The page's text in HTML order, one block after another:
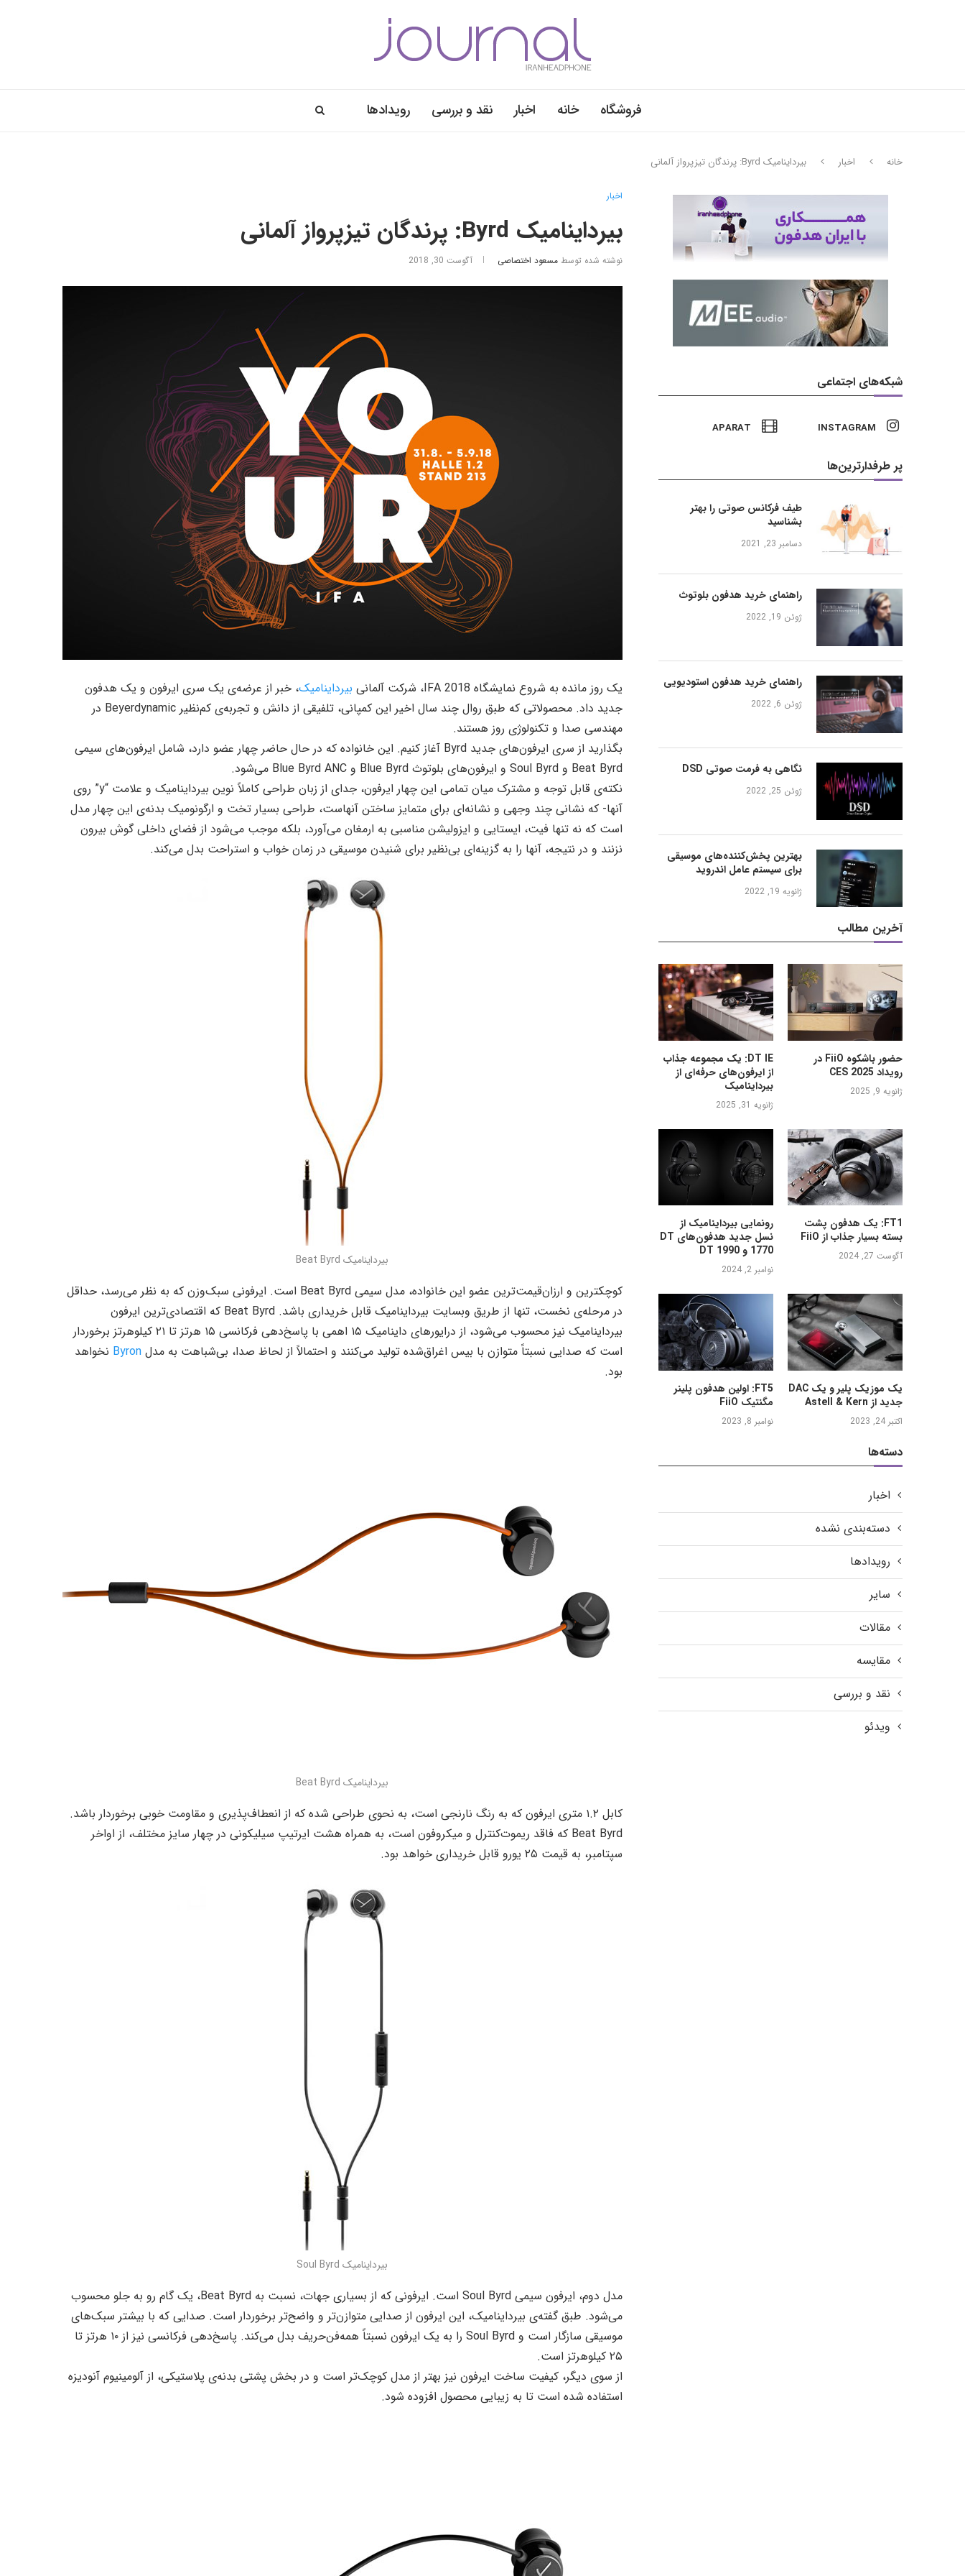
فروشگاه خانه اخبار نقد و بررسی رویدادها
خانه اخبار بیرداینامیک Byrd: پرندگان تیزپرواز آلمانی
اخبار
بیرداینامیک Byrd: پرندگان تیزپرواز آلمانی
نوشته شده توسطمسعود اختصاصی آگوست 30, 2018
یک روز مانده به شروع نمایشگاه IFA 2018، شرکت آلمانی بیرداینامیک، خبر از عرضه‌ی یک سری ایرفون و یک هدفون
جدید داد. محصولاتی که طبق روال چند سال اخیر این کمپانی، تلفیقی از دانش و تجربه‌ی کم‌نظیر Beyerdynamic در
مهندسی صدا و تکنولوژی روز هستند.
بگذارید از سری ایرفون‌های جدید Byrd آغاز کنیم. این خانواده که در حال حاضر چهار عضو دارد، شامل ایرفون‌های سیمی
Beat Byrd و Soul Byrd و ایرفون‌های بلوتوث Blue Byrd و Blue Byrd ANC می‌شود.
نکته‌ی قابل توجه و مشترک میان تمامی این چهار ایرفون، جدای از زبان طراحی کاملاً نوین بیرداینامیک و علامت “y” روی
آنها- که نشانی چند وجهی و نشانه‌ای برای متمایز ساختن آنهاست، طراحی بسیار تخت و ارگونومیک بدنه‌ی این چهار مدل
است که نه‌ تنها فیت، ایستایی و ایزولیشن مناسبی به ارمغان می‌آورد، بلکه موجب می‌شود از فضای داخلی گوش بیرون
نزنند و در نتیجه، آنها را به گزینه‌ای بی‌نظیر برای شنیدن موسیقی در زمان خواب و استراحت بدل می‌کند.
بیرداینامیک Beat Byrd
کوچکترین و ارزان‌قیمت‌ترین عضو این خانواده، مدل سیمی Beat Byrd است. ایرفونی سبک‌وزن که به نظر می‌رسد، حداقل
در مرحله‌ی نخست، تنها از طریق وبسایت بیرداینامیک قابل خریداری باشد. Beat Byrd که اقتصادی‌ترین ایرفون
بیرداینامیک نیز محسوب می‌شود، از درایورهای داینامیک ۱۵ اهمی با پاسخ‌‌دهی فرکانسی ۱۵ هرتز تا ۲۱ کیلوهرتز برخوردار
است که صدایی نسبتاً متوازن با بیس اغراق‌شده تولید می‌کنند و احتمالاً از لحاظ صدا، بی‌شباهت به مدلByron نخواهد
بود.
بیرداینامیک Beat Byrd
کابل ۱.۲ متری ایرفون که به رنگ نارنجی است، به نحوی طراحی شده که از انعطاف‌پذیری و مقاومت خوبی برخوردار باشد.
Beat Byrd که فاقد ریموت‌کنترل و میکروفون است، به همراه هشت ایرتیپ سیلیکونی در چهار سایز مختلف، از اواخر
سپتامبر، به قیمت ۲۵ یورو قابل خریداری خواهد بود.
بیرداینامیک Soul Byrd
مدل دوم، ایرفون سیمی Soul Byrd است. ایرفونی که از بسیاری جهات، نسبت به Beat Byrd، یک گام رو به جلو محسوب
می‌شود. طبق گفته‌ی بیرداینامیک، این ایرفون از صدایی متوازن‌تر و واضح‌تر برخوردار است. صدایی که با بیشتر سبک‌های
موسیقی سازگار است و Soul Byrd را به یک ایرفون نسبتاً همه‌فن‌حریف بدل می‌کند. پاسخ‌دهی فرکانسی نیز از ۱۰ هرتز تا
۲۵ کیلوهرتز است.
از سوی دیگر، کیفیت ساخت ایرفون نیز بهتر از مدل کوچک‌تر است و در بخش پشتی بدنه‌ی پلاستیکی، از آلومینیوم آنودیزه
استفاده شده است تا به زیبایی محصول افزوده شود.
شبکه‌های اجتماعی
INSTAGRAM
APARAT
پر طرفدارترین‌ها
طیف فرکانس صوتی را بهتر
بشناسید
دسامبر 23, 2021
راهنمای خرید هدفون بلوتوث
ژوئن 19, 2022
راهنمای خرید هدفون استودیویی
ژوئن 6, 2022
نگاهی به فرمت صوتی DSD
ژوئن 25, 2022
بهترین پخش‌کننده‌های موسیقی
برای سیستم عامل اندروید
ژانویه 19, 2022
آخرین مطالب
DT IE: یک مجموعه جذاب
از ایرفون‌های حرفه‌ای از
بیرداینامیک
ژانویه 31, 2025
حضور باشکوه FiiO در
رویداد CES 2025
ژانویه 9, 2025
رونمایی بیرداینامیک از
نسل جدید هدفون‌های DT
1770 و DT 1990
نوامبر 2, 2024
FT1: یک هدفون پشت
بسته بسیار جذاب از FiiO
آگوست 27, 2024
FT5: اولین هدفون پلینر
مگنتیک FiiO
نوامبر 8, 2023
یک موزیک پلیر و یک DAC
جدید از Astell & Kern
اکتبر 24, 2023
دسته‌ها
اخبار
دسته‌بندی نشده
رویدادها
سایر
مقالات
مقایسه
نقد و بررسی
ویدئو